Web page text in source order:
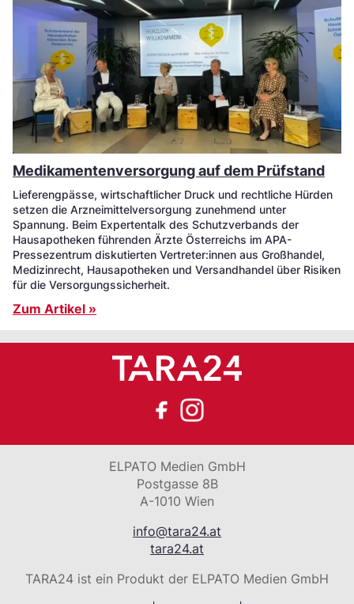
Medikamentenversorgung auf dem Prüfstand
Lieferengpässe, wirtschaftlicher Druck und rechtliche Hürden
setzen die Arzneimittelversorgung zunehmend unter
Spannung. Beim Expertentalk des Schutzverbands der
Hausapotheken führenden Ärzte Österreichs im APA-
Pressezentrum diskutierten Vertreter:innen aus Großhandel,
Medizinrecht, Hausapotheken und Versandhandel über Risiken
für die Versorgungssicherheit.
Zum Artikel »
ELPATO Medien GmbH
Postgasse 8B
A-1010 Wien
info@tara24.at
tara24.at
TARA24 ist ein Produkt der ELPATO Medien GmbH